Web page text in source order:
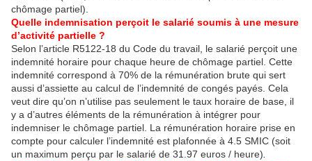
chômage partiel).
Quelle indemnisation perçoit le salarié soumis à une mesure
d’activité partielle ?
Selon l’article R5122-18 du Code du travail, le salarié perçoit une
indemnité horaire pour chaque heure de chômage partiel. Cette
indemnité correspond à 70% de la rémunération brute qui sert
aussi d’assiette au calcul de l’indemnité de congés payés. Cela
veut dire qu’on n’utilise pas seulement le taux horaire de base, il
y a d’autres éléments de la rémunération à intégrer pour
indemniser le chômage partiel. La rémunération horaire prise en
compte pour calculer l’indemnité est plafonnée à 4.5 SMIC (soit
un maximum perçu par le salarié de 31.97 euros / heure)